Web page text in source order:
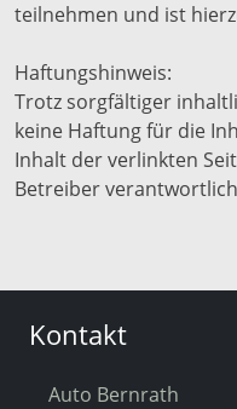
teilnehmen und ist
Haftungshinweis:
Trotz sorgfältiger
keine Haftung für die
Inhalt der verlinkten
Betreiber
Kontakt
Auto Bernrath